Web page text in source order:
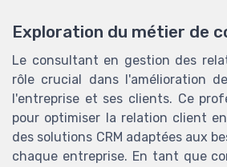
Exploration du métier de
Le consultant en gestion des
rôle crucial dans l'amélioration
l'entreprise et ses clients. Ce
pour optimiser la relation client
des solutions CRM adaptées aux
chaque entreprise. En tant que